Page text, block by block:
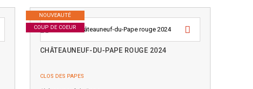
NOUVEAUTÉ
COUP DE COEUR
CHÂTEAUNEUF-DU-PAPE ROUGE 2024
CLOS DES PAPES